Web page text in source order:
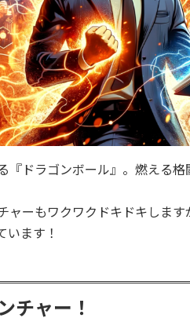
『ドラゴンボール』。燃える
ャーもワクワクドキドキしま
います！
チャー！